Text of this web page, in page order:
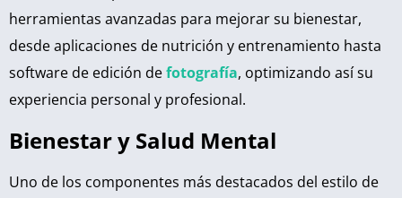
herramientas avanzadas para mejorar su bienestar,
desde aplicaciones de nutrición y entrenamiento hasta
software de edición defotografía, optimizando así su
experiencia personal y profesional.
Bienestar y Salud Mental
Uno de los componentes más destacados del estilo de